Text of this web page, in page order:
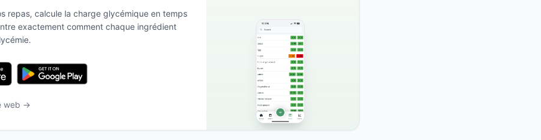
repas, calcule la charge glycémique en temps
exactement comment chaque ingrédient
web →